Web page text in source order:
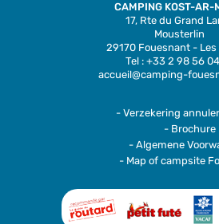
CAMPING KOST-AR-
17, Rte du Grand
Mousterlin
29170 Fouesnant - Les
Tel : +33 2 98 56
accueil@camping-
- Verzekering
- Brochure
- Algemene
- Map of campsite